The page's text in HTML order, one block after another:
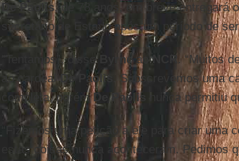
De Paolis, de 78 anos, em breve entregará
secretário de Estado após um período de
“Tentamos”, disse Byrne aoNCR . “Muitos
ao cardealDe Paolis
. Subscrevemos uma
completa, porémDe Paolis nunca permitiu
“Fizemos uma petição a ele para criar
estas coisas nunca aconteceram. Pedimos